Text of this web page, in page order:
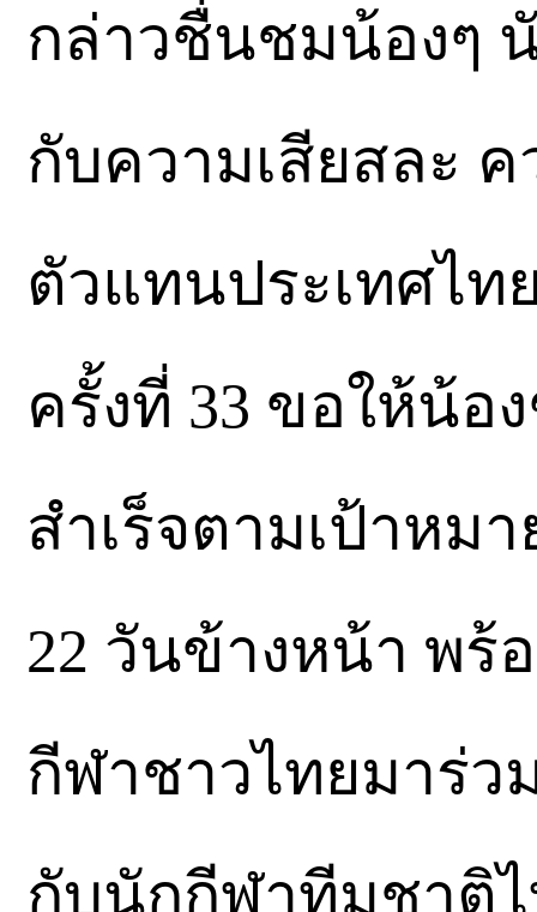
กล่าวชื่นชมน้องๆ
กับความเสียสละ
ตัวแทนประเทศไท
ครั้งที่ 33 ขอให้น้อ
สำเร็จตามเป้าหม
22 วันข้างหน้า พ
กีฬาชาวไทยมาร่ว
กับนักกีฬาทีมชาติ